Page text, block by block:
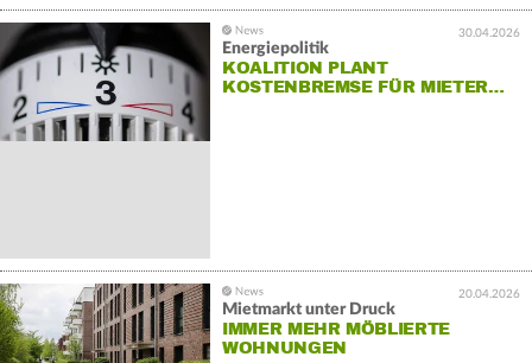
30.04.2026
Energiepolitik
KOALITION PLANT
KOSTENBREMSE FÜR MIETER…
20.04.2026
Mietmarkt unter Druck
IMMER MEHR MÖBLIERTE
WOHNUNGEN